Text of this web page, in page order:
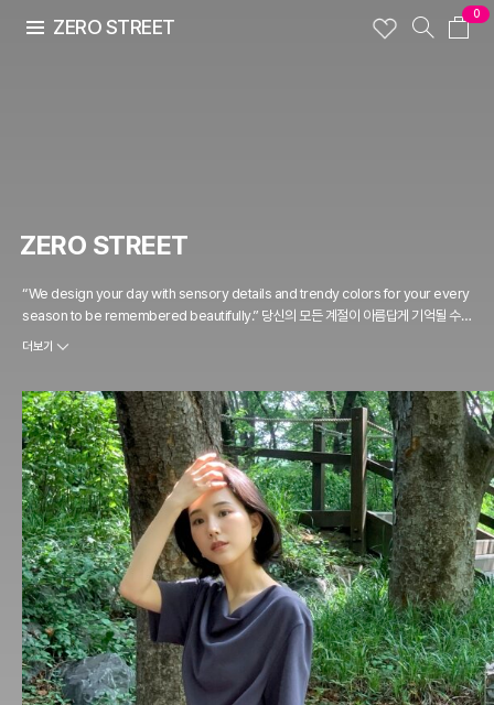
ZERO STREET
0
ZERO STREET
“We design your day with sensory details and trendy colors for your every
season to be remembered beautifully.” 당신의 모든 계절이 아름답게 기억될 수
있도록 우리는 감각적인 디테일과 트렌디한 컬러로 당신의 하루를 디자인합니다.
더보기